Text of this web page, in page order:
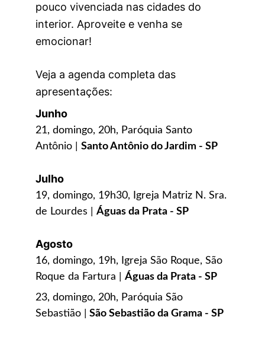
pouco vivenciada nas cidades do
interior. Aproveite e venha se
emocionar!
Veja a agenda completa das
apresentações:
Junho
21, domingo, 20h, Paróquia Santo
Antônio | Santo Antônio do Jardim - SP
Julho
19, domingo, 19h30, Igreja Matriz N. Sra.
de Lourdes | Águas da Prata - SP
Agosto
16, domingo, 19h, Igreja São Roque, São
Roque da Fartura | Águas da Prata - SP
23, domingo, 20h, Paróquia São
Sebastião |
São Sebastião da Grama - SP